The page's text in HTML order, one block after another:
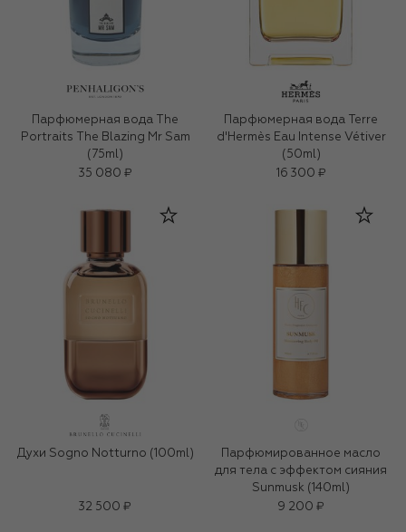
Парфюмерная вода The
Portraits The Blazing Mr Sam
(75ml)
35 080 ₽
Парфюмерная вода Terre
d'Hermès Eau Intense Vétiver
(50ml)
16 300 ₽
Духи Sogno Notturno (100ml)
32 500 ₽
Парфюмированное масло
для тела с эффектом сияния
Sunmusk (140ml)
9 200 ₽